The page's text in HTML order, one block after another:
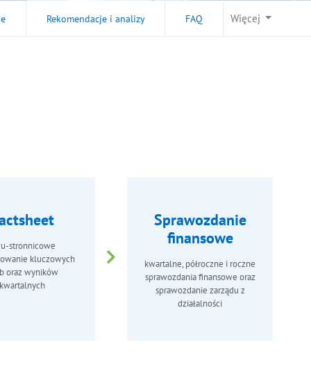
Rekomendacje i analizy FAQ Więcej
stronnicowe
kluczowych
oraz wyników
kwartalnych
Sprawozdanie
finansowe
kwartalne, półroczne i roczne
sprawozdania finansowe oraz
sprawozdanie zarządu z
działalności